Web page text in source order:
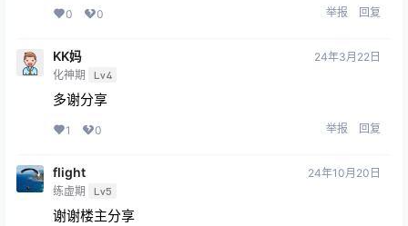
0 0 举报 回复
KK妈
化神期 Lv4
24年3月22日
多谢分享
1 0 举报 回复
flight
练虚期 Lv5
24年10月20日
谢谢楼主分享